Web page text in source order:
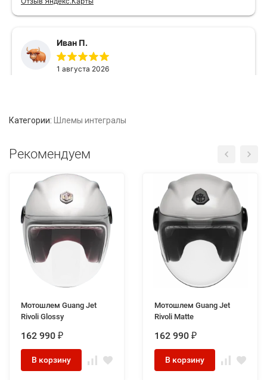
Категории: Шлемы интегралы
Рекомендуем
Мотошлем Guang Jet
Rivoli Glossy
162 990 ₽
В корзину
Мотошлем Guang Jet
Rivoli Matte
162 990 ₽
В корзину